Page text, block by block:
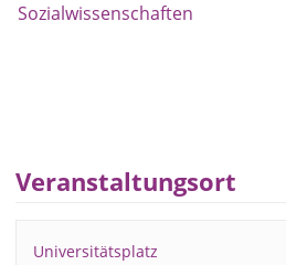
Sozialwissenschaften
Veranstaltungsort
Universitätsplatz